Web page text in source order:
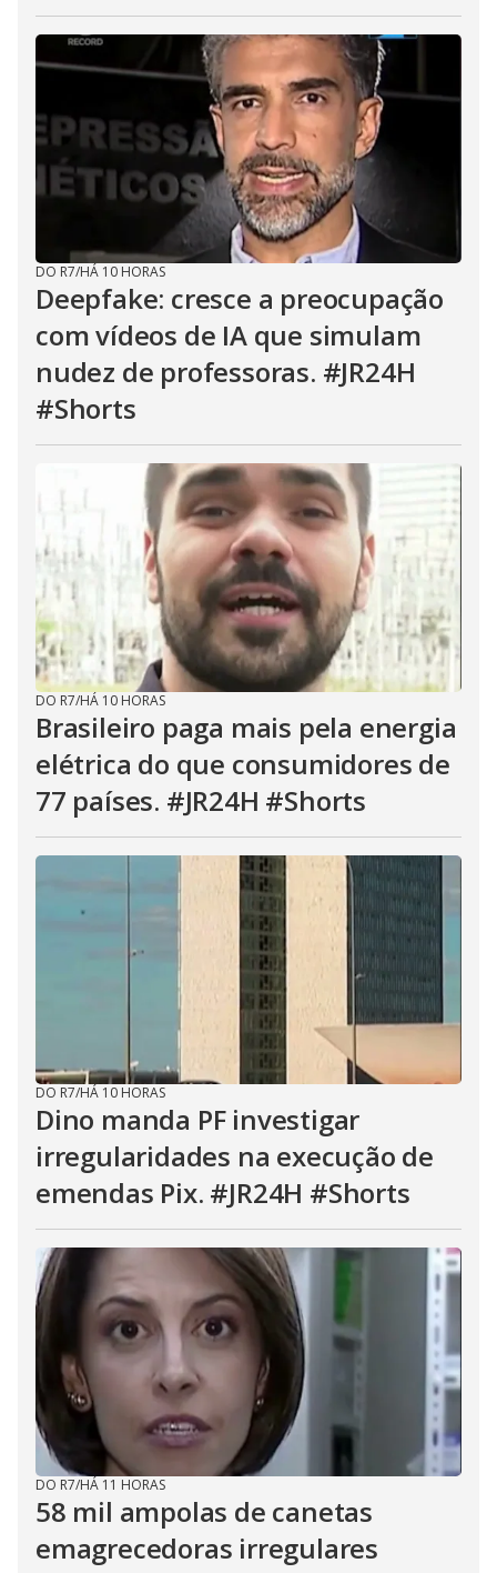
DO R7/HÁ 10 HORAS
Deepfake: cresce a preocupação
com vídeos de IA que simulam
nudez de professoras. #JR24H
#Shorts
DO R7/HÁ 10 HORAS
Brasileiro paga mais pela energia
elétrica do que consumidores de
77 países. #JR24H #Shorts
DO R7/HÁ 10 HORAS
Dino manda PF investigar
irregularidades na execução de
emendas Pix. #JR24H #Shorts
DO R7/HÁ 11 HORAS
58 mil ampolas de canetas
emagrecedoras irregulares